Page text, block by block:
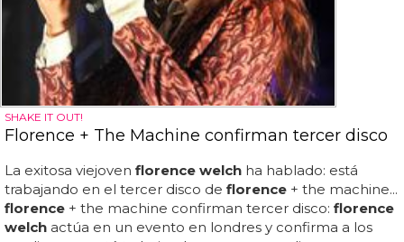
SHAKE IT OUT!
Florence + The Machine confirman tercer disco
La exitosa viejoven florence welch ha hablado: está
trabajando en el tercer disco de florence + the machine...
florence + the machine confirman tercer disco: florence
welch actúa en un evento en londres y confirma a los